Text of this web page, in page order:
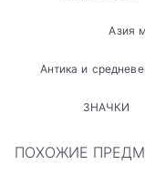
Азия
Антика и
ЗНАЧКИ
ПОХОЖИЕ